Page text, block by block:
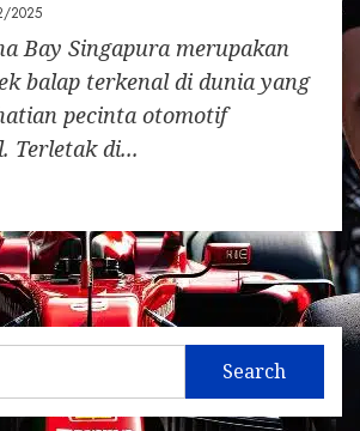
2025
Bay Singapura merupakan
balap terkenal di dunia yang
pecinta otomotif
Terletak di...
Search